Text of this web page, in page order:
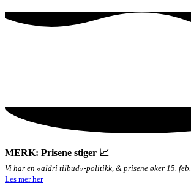
MERK: Prisene stiger 📈
Vi har en «aldri tilbud»-politikk, & prisene øker 15. feb.
Les mer her